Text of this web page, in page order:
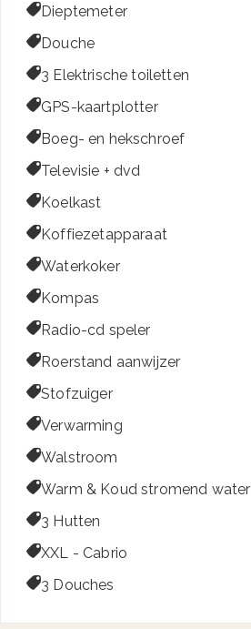
Dieptemeter
Douche
3 Elektrische toiletten
GPS-kaartplotter
Boeg- en hekschroef
Televisie + dvd
Koelkast
Koffiezetapparaat
Waterkoker
Kompas
Radio-cd speler
Roerstand aanwijzer
Stofzuiger
Verwarming
Walstroom
Warm & Koud stromend water
3 Hutten
XXL - Cabrio
3 Douches